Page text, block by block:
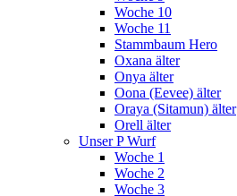
Woche 10
Woche 11
Stammbaum Hero
Oxana älter
Onya älter
Oona (Eevee) älter
Oraya (Sitamun) älter
Orell älter
Unser P Wurf
Woche 1
Woche 2
Woche 3